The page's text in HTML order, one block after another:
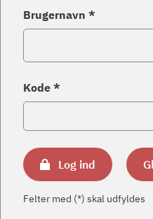
Brugernavn *
Kode *
Log ind
Felter med (*) skal udfyldes